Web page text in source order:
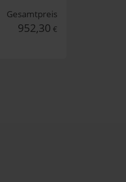
Gesamtpreis
952,30 €